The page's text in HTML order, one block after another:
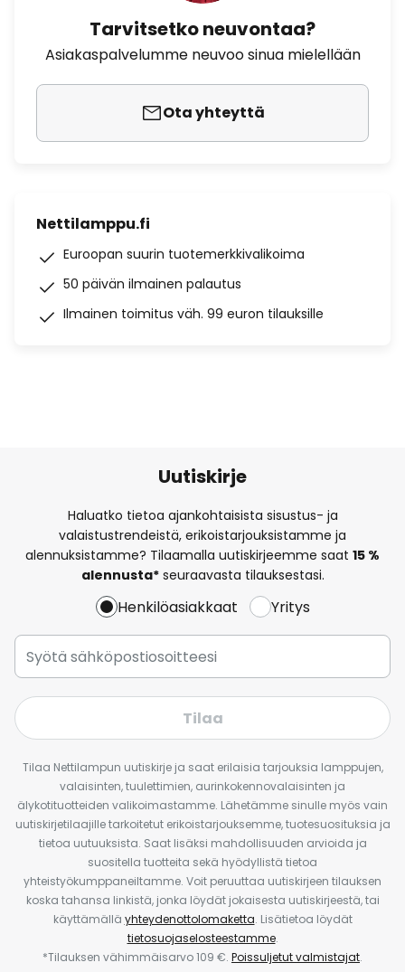
Tarvitsetko neuvontaa?
Asiakaspalvelumme neuvoo sinua mielellään
Ota yhteyttä
Nettilamppu.fi
Euroopan suurin tuotemerkkivalikoima
50 päivän ilmainen palautus
Ilmainen toimitus väh. 99 euron tilauksille
Uutiskirje
Haluatko tietoa ajankohtaisista sisustus- ja
valaistustrendeistä, erikoistarjouksistamme ja
alennuksistamme? Tilaamalla uutiskirjeemme saat 15 %
alennusta*seuraavasta tilauksestasi.
Henkilöasiakkaat Yritys
Tilaa
Tilaa Nettilampun uutiskirje ja saat erilaisia tarjouksia lamppujen,
valaisinten, tuulettimien, aurinkokennovalaisinten ja
älykotituotteiden valikoimastamme. Lähetämme sinulle myös vain
uutiskirjetilaajille tarkoitetut erikoistarjouksemme, tuotesuosituksia ja
tietoa uutuuksista. Saat lisäksi mahdollisuuden arvioida ja
suositella tuotteita sekä hyödyllistä tietoa
yhteistyökumppaneiltamme. Voit peruuttaa uutiskirjeen tilauksen
koska tahansa linkistä, jonka löydät jokaisesta uutiskirjeestä, tai
käyttämällä yhteydenottolomaketta. Lisätietoa löydät
tietosuojaselosteestamme.
*Tilauksen vähimmäisarvo 109 €. Poissuljetut valmistajat.